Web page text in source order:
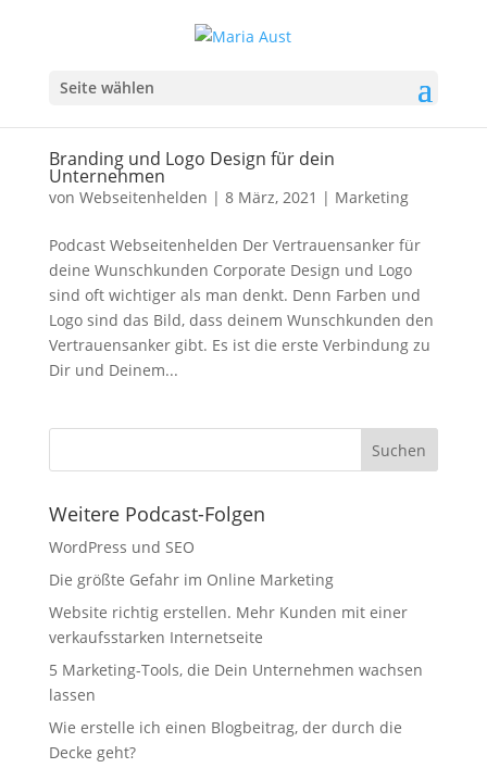
Seite wählen
Branding und Logo Design für dein
Unternehmen
von Webseitenhelden | 8 März, 2021 | Marketing
Podcast Webseitenhelden Der Vertrauensanker für
deine Wunschkunden Corporate Design und Logo
sind oft wichtiger als man denkt. Denn Farben und
Logo sind das Bild, dass deinem Wunschkunden den
Vertrauensanker gibt. Es ist die erste Verbindung zu
Dir und Deinem...
Weitere Podcast-Folgen
WordPress und SEO
Die größte Gefahr im Online Marketing
Website richtig erstellen. Mehr Kunden mit einer
verkaufsstarken Internetseite
5 Marketing-Tools, die Dein Unternehmen wachsen
lassen
Wie erstelle ich einen Blogbeitrag, der durch die
Decke geht?